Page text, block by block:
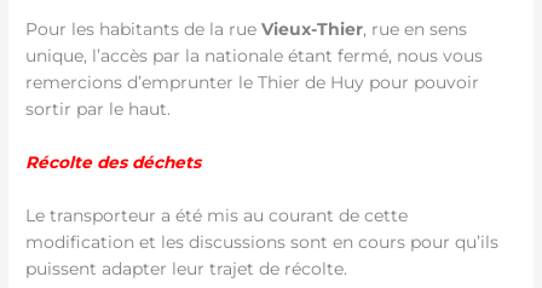
Pour les habitants de la rueVieux-Thier, rue en sens
unique, l’accès par la nationale étant fermé, nous vous
remercions d’emprunter le Thier de Huy pour pouvoir
sortir par le haut.
Récolte des déchets
Le transporteur a été mis au courant de cette
modification et les discussions sont en cours pour qu’ils
puissent adapter leur trajet de récolte.